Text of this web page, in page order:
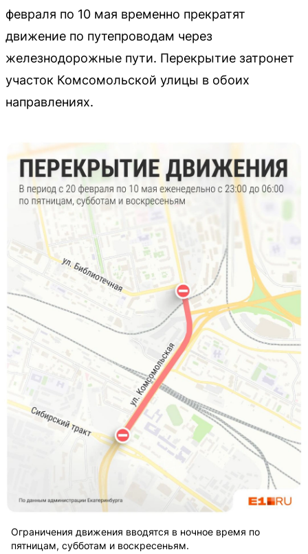
февраля по 10 мая временно прекратят
движение по путепроводам через
железнодорожные пути. Перекрытие затронет
участок Комсомольской улицы в обоих
направлениях.
Ограничения движения вводятся в ночное время по
пятницам, субботам и воскресеньям.